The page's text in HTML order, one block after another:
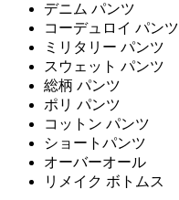
デニム パンツ
コーデュロイ パンツ
ミリタリー パンツ
スウェット パンツ
総柄 パンツ
ポリ パンツ
コットン パンツ
ショートパンツ
オーバーオール
リメイク ボトムス